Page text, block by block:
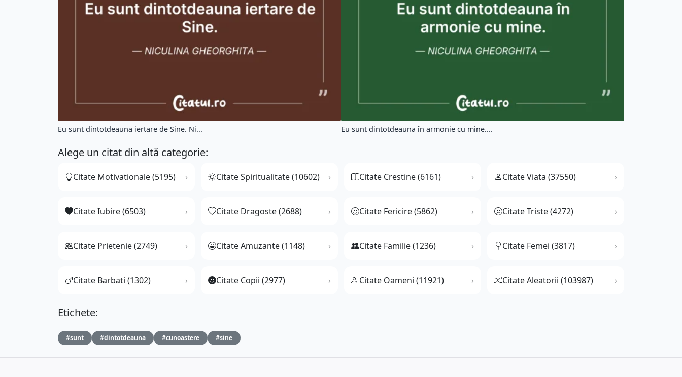
Eu sunt dintotdeauna iertare de Sine. Ni... Eu sunt dintotdeauna în armonie cu mine....
Alege un citat din altă categorie:
Citate Motivationale (5195) Citate Spiritualitate (10602) Citate Crestine (6161) Citate Viata (37550)
Citate Iubire (6503) Citate Dragoste (2688) Citate Fericire (5862) Citate Triste (4272)
Citate Prietenie (2749) Citate Amuzante (1148) Citate Familie (1236) Citate Femei (3817)
Citate Barbati (1302) Citate Copii (2977) Citate Oameni (11921) Citate Aleatorii (103987)
Etichete:
#sunt #dintotdeauna #cunoastere #sine